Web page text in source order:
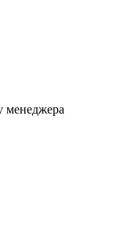
менеджера